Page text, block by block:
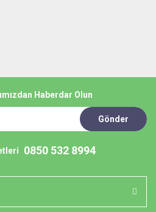
Haberdar Olun
Gönder
0850 532 8994